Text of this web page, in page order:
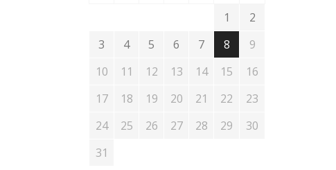
1
2
3
4 5 6 7 8
9
10
11 12 13 14 15
16
17
18 19 20 21 22
23
24
25 26 27 28 29
30
31